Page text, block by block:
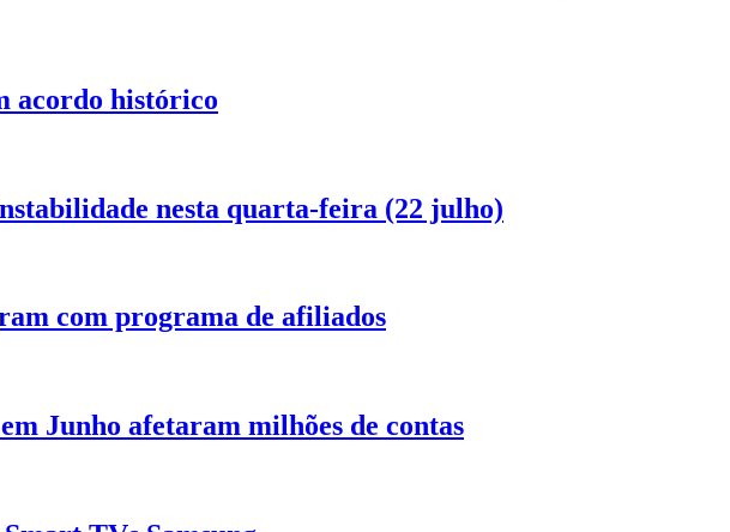
acordo histórico
nesta quarta-feira (22 julho)
com programa de afiliados
Junho afetaram milhões de contas